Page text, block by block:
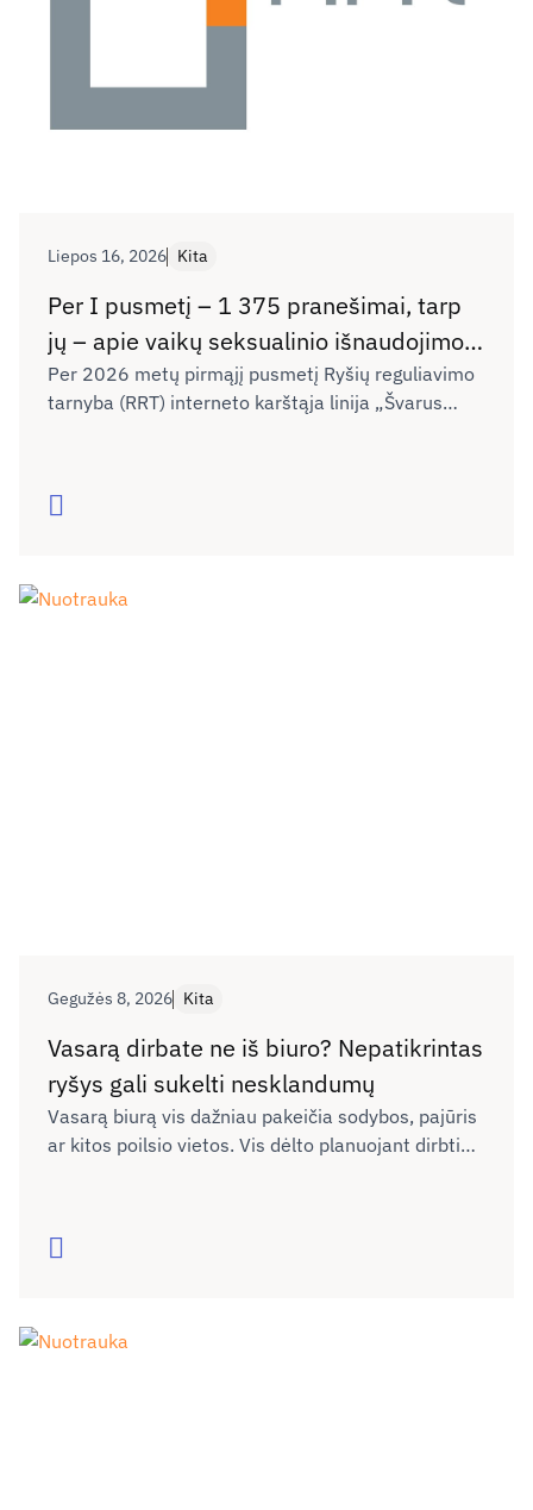
Liepos 16, 2026 Kita
Per I pusmetį – 1 375 pranešimai, tarp
jų – apie vaikų seksualinio išnaudojimo
vaizdus ir kibernetines patyčias
internete
Per 2026 metų pirmąjį pusmetį Ryšių reguliavimo
tarnyba (RRT) interneto karštąja linija „Švarus
su 2025 metų tuo pačiu laikotarpiu (1 457
skaitmeninėje erdvėje augantis vaikų seksualinio
Skaityti
Gegužės 8, 2026 Kita
Vasarą dirbate ne iš biuro? Nepatikrintas
ryšys gali sukelti nesklandumų
Vasarą biurą vis dažniau pakeičia sodybos, pajūris
ar kitos poilsio vietos. Vis dėlto planuojant dirbti
išvengti galimų nesklandumų dėl ryšio kokybės ne
Skaityti